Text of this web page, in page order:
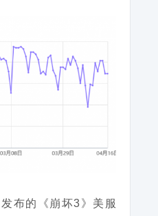
布的《崩坏3》美服